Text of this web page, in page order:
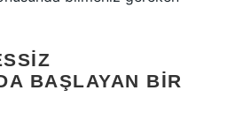
BAŞLAYAN BIR